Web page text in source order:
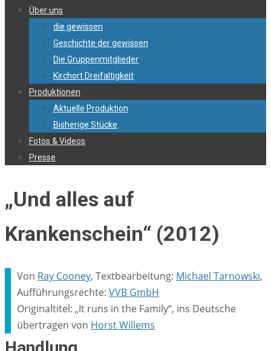
Inhalt
springen
Über uns
die gewissen
Geschichte der gewissen
Die Gruppenmitglieder
Kirchort Dreifaltigkeit
Produktionen
Aktuelle Produktion
Bisherige Stücke
Fotos & Videos
Presse
„Und alles auf
Krankenschein“ (2012)
Von Ray Cooney, Textbearbeitung: Michael Tarnowski,
Aufführungsrechte: VVB GmbH
Originaltitel: „It runs in the Family“, ins Deutsche
übertragen von Horst Willems